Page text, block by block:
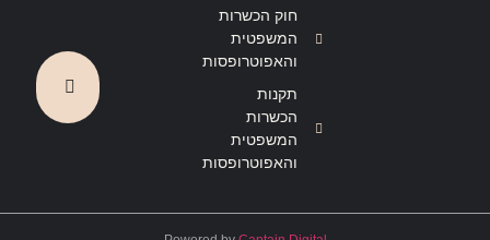
חוק הכשרות
המשפטית
והאפוטרופסות
תקנות
הכשרות
המשפטית
והאפוטרופסות